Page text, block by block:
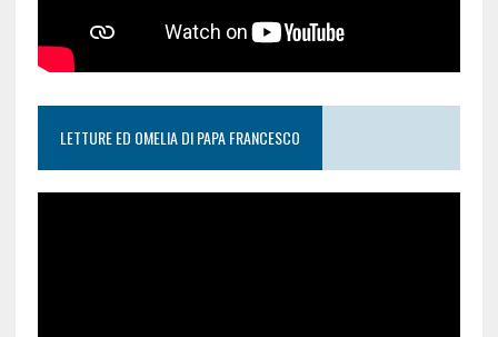
LETTURE ED OMELIA DI PAPA FRANCESCO